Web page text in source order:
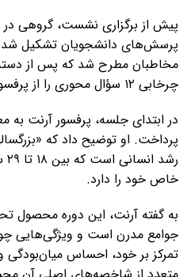
پیش از برگزاری نشست، گروهی
مخاطبان مطرح شد که پس از
چرخابی ۱۲ سؤال محوری را از پرفسور آرنت مطرح کرد.
در ابتدای جلسه، پرفسور آرنت به
پرداخت. او توضیح داد که
خاص خود را دارد.
به گفته آرنت، این دوره محصول
جوامع مدرن است و ویژگی‌هایی
تمرکز بر خود، احساس میان‌بودگی